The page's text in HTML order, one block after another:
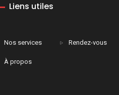
Liens utiles
Nos services Rendez-vous
À propos